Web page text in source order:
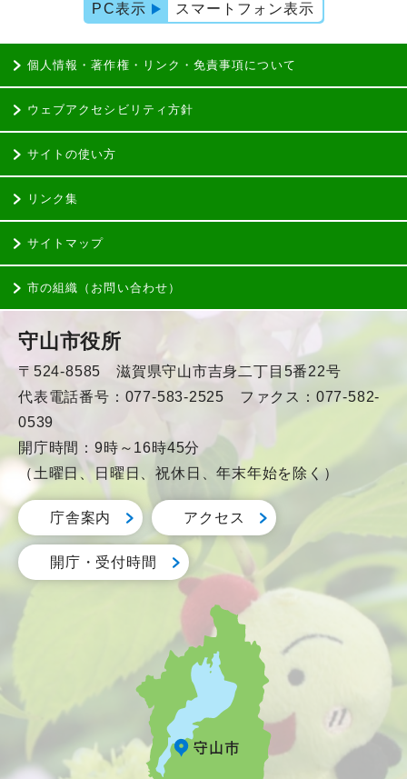
PC表示 スマートフォン表示
個人情報・著作権・リンク・免責事項について
ウェブアクセシビリティ方針
サイトの使い方
リンク集
サイトマップ
市の組織（お問い合わせ）
守山市役所
〒524-8585 滋賀県守山市吉身二丁目5番22号
代表電話番号：077-583-2525 ファクス：077-582-
0539
開庁時間：9時～16時45分
（土曜日、日曜日、祝休日、年末年始を除く）
庁舎案内 アクセス
開庁・受付時間